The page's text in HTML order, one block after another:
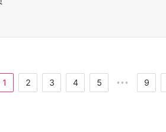
1 2 3 4 5 ••• 9